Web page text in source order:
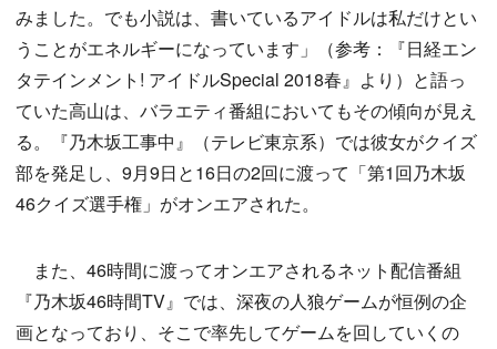
みました。でも小説は、書いているアイドルは私だけとい
うことがエネルギーになっています」（参考：『日経エン
タテインメント! アイドルSpecial 2018春』より）と語っ
ていた高山は、バラエティ番組においてもその傾向が見え
る。『乃木坂工事中』（テレビ東京系）では彼女がクイズ
部を発足し、9月9日と16日の2回に渡って「第1回乃木坂
46クイズ選手権」がオンエアされた。
また、46時間に渡ってオンエアされるネット配信番組
『乃木坂46時間TV』では、深夜の人狼ゲームが恒例の企
画となっており、そこで率先してゲームを回していくの